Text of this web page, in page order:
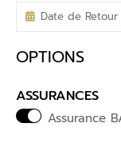
OPTIONS
ASSURANCES
Assurance